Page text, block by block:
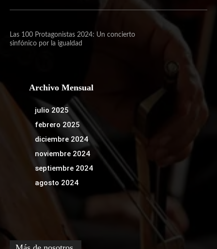
Las 100 Protagonistas 2024: Un concierto
sinfónico por la igualdad
Archivo Mensual
julio 2025
febrero 2025
diciembre 2024
noviembre 2024
septiembre 2024
agosto 2024